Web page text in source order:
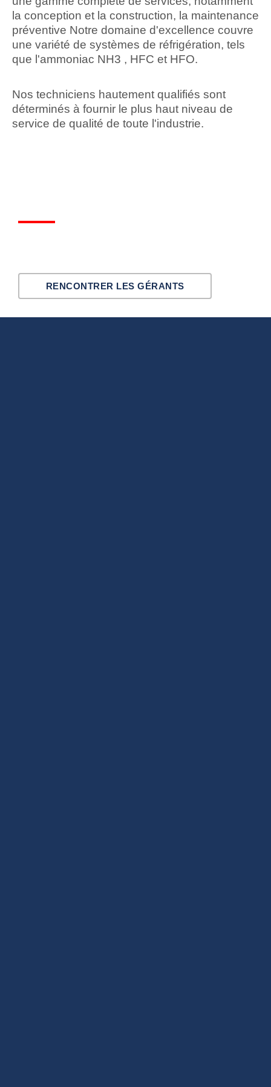
la conception et la construction, la maintenance
préventive Notre domaine d'excellence couvre
une variété de systèmes de réfrigération, tels
que l'ammoniac NH3 , HFC et HFO.
Nos techniciens hautement qualifiés sont
déterminés à fournir le plus haut niveau de
service de qualité de toute l'industrie.
RENCONTRER LES GÉRANTS